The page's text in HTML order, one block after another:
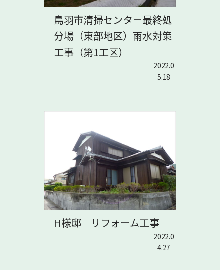
鳥羽市清掃センター最終処
分場（東部地区）雨水対策
工事（第1工区）
2022.0
5.18
H様邸 リフォーム工事
2022.0
4.27